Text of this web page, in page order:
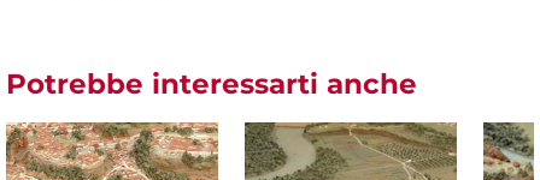
Potrebbe interessarti anche